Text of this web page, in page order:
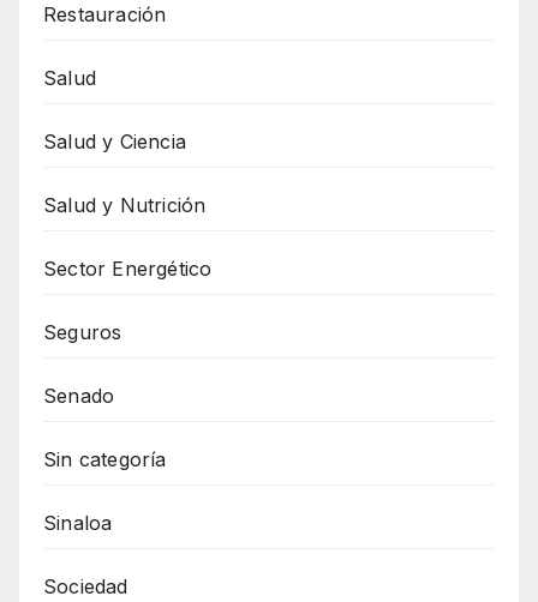
Restauración
Salud
Salud y Ciencia
Salud y Nutrición
Sector Energético
Seguros
Senado
Sin categoría
Sinaloa
Sociedad